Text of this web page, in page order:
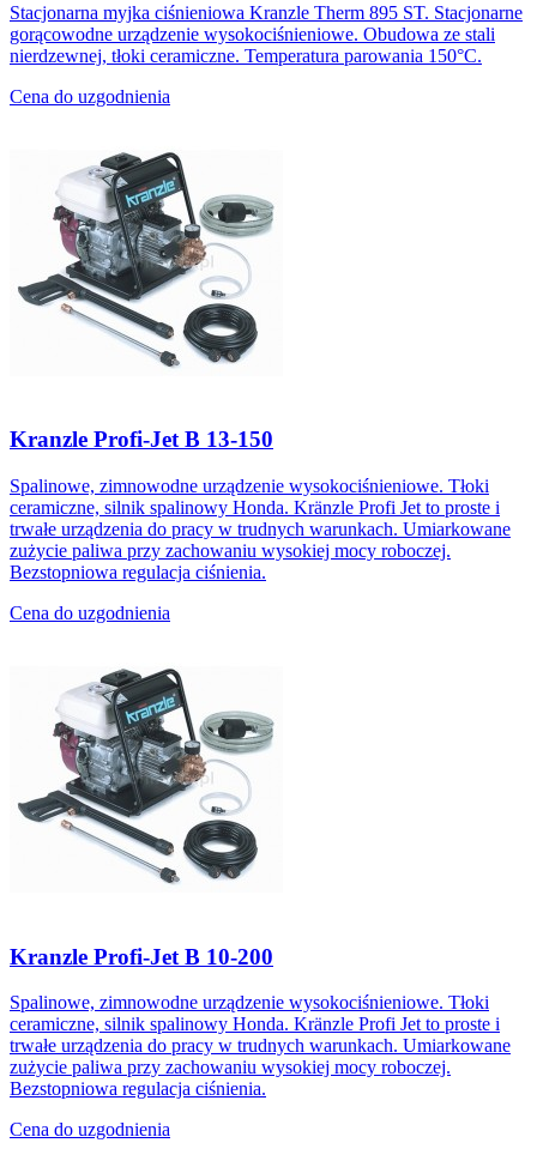
Stacjonarna myjka ciśnieniowa Kranzle Therm 895 ST. Stacjonarne
gorącowodne urządzenie wysokociśnieniowe. Obudowa ze stali
nierdzewnej, tłoki ceramiczne. Temperatura parowania 150°C.
Cena do uzgodnienia
Kranzle Profi-Jet B 13-150
Spalinowe, zimnowodne urządzenie wysokociśnieniowe. Tłoki
ceramiczne, silnik spalinowy Honda. Kränzle Profi Jet to proste i
trwałe urządzenia do pracy w trudnych warunkach. Umiarkowane
zużycie paliwa przy zachowaniu wysokiej mocy roboczej.
Bezstopniowa regulacja ciśnienia.
Cena do uzgodnienia
Kranzle Profi-Jet B 10-200
Spalinowe, zimnowodne urządzenie wysokociśnieniowe. Tłoki
ceramiczne, silnik spalinowy Honda. Kränzle Profi Jet to proste i
trwałe urządzenia do pracy w trudnych warunkach. Umiarkowane
zużycie paliwa przy zachowaniu wysokiej mocy roboczej.
Bezstopniowa regulacja ciśnienia.
Cena do uzgodnienia